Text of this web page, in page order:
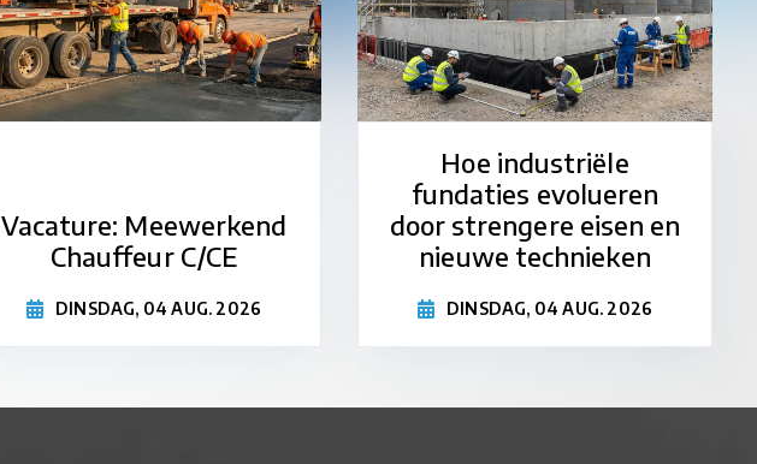
Vacature: Meewerkend
Chauffeur C/CE
DINSDAG, 04 AUG. 2026
Hoe industriële
fundaties evolueren
door strengere eisen en
nieuwe technieken
DINSDAG, 04 AUG. 2026